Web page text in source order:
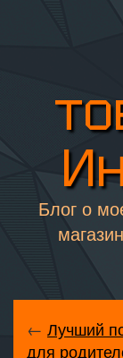
Блог о
← Лучший
для